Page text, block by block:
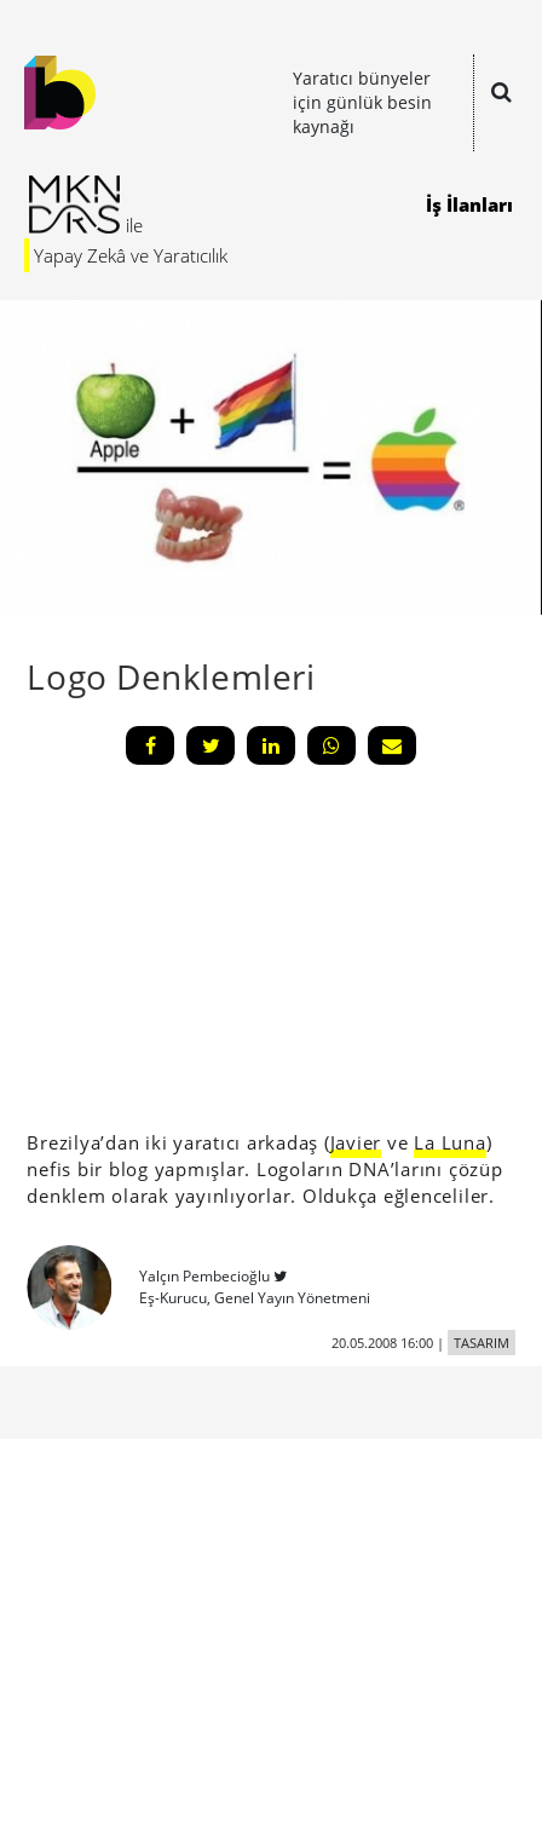
Yaratıcı bünyeler
için günlük besin
kaynağı
Yapay Zekâ ve Yaratıcılık
İş İlanları
Logo Denklemleri
Brezilya’dan iki yaratıcı arkadaş (Javier ve La Luna)
nefis bir blog yapmışlar. Logoların DNA’larını çözüp
denklem olarak yayınlıyorlar. Oldukça eğlenceliler.
Yalçın Pembecioğlu
Eş-Kurucu, Genel Yayın Yönetmeni
20.05.2008 16:00| TASARIM